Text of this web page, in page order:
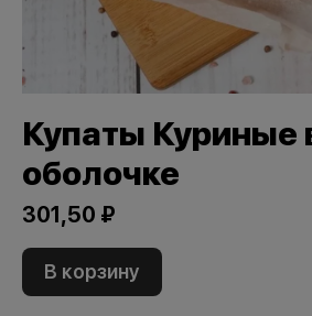
Купаты Куриные
оболочке
301,50 ₽
В корзину